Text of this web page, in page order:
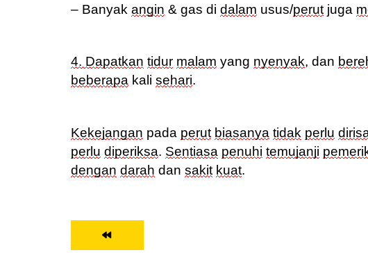
– Banyak angin & gas di dalam usus/perut juga
4. Dapatkan tidur malam yang nyenyak, dan
beberapa kali sehari.
Kekejangan pada perut biasanya tidak perlu
perlu diperiksa. Sentiasa penuhi temujanji
dengan darah dan sakit kuat.